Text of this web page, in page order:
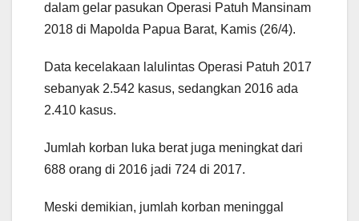
dalam gelar pasukan Operasi Patuh Mansinam
2018 di Mapolda Papua Barat, Kamis (26/4).
Data kecelakaan lalulintas Operasi Patuh 2017
sebanyak 2.542 kasus, sedangkan 2016 ada
2.410 kasus.
Jumlah korban luka berat juga meningkat dari
688 orang di 2016 jadi 724 di 2017.
Meski demikian, jumlah korban meninggal